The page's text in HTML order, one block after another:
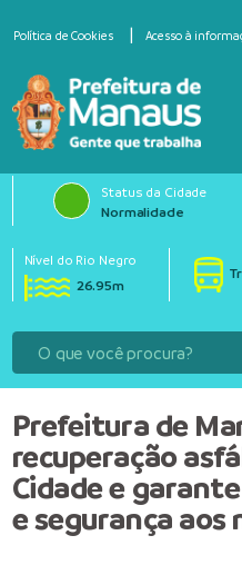
Política de Cookies Acesso à
Status da Cidade
Normalidade
Nível do Rio Negro
26.95m
Prefeitura de
recuperação
Cidade e
e segurança aos